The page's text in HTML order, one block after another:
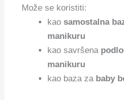
Može se koristiti:
kaosamostalna
manikuru
kao savršena
manikuru
kao baza za baby